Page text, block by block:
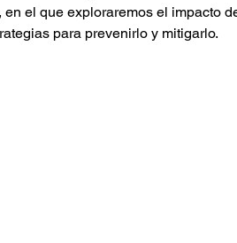
el que exploraremos el impacto
para prevenirlo y mitigarlo.